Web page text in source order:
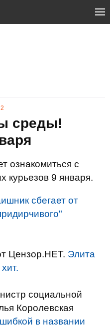
2
среды!
ознакомиться с
курьезов 9 января.
сбегает от
Цензор.НЕТ. Элита
социальной
Королевская
в ​​названии